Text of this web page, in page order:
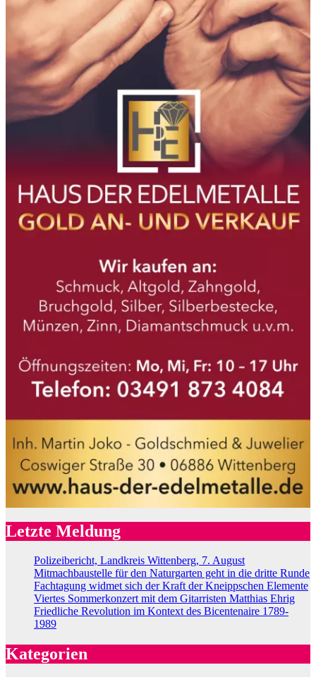
Letzte Meldung
Polizeibericht, Landkreis Wittenberg, 7. August
Mitmachbaustelle für den Naturgarten geht in die dritte Runde
Fachtagung widmet sich der Kraft der Kneippschen Elemente
Viertes Sommerkonzert mit dem Gitarristen Matthias Ehrig
Friedliche Revolution im Kontext des Bicentenaire 1789-
1989
Kategorien